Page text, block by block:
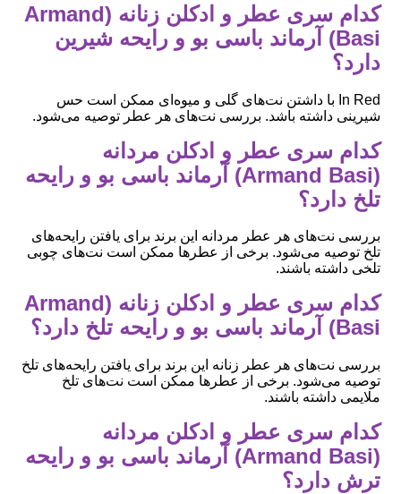
کدام سری عطر و ادکلن زنانه (Armand
Basi) آرماند باسی بو و رایحه شیرین
دارد؟
In Red با داشتن نت‌های گلی و میوه‌ای ممکن است حس
شیرینی داشته باشد. بررسی نت‌های هر عطر توصیه می‌شود.
کدام سری عطر و ادکلن مردانه
(Armand Basi) آرماند باسی بو و رایحه
تلخ دارد؟
بررسی نت‌های هر عطر مردانه این برند برای یافتن رایحه‌های
تلخ توصیه می‌شود. برخی از عطرها ممکن است نت‌های چوبی
تلخی داشته باشند.
کدام سری عطر و ادکلن زنانه (Armand
Basi) آرماند باسی بو و رایحه تلخ دارد؟
بررسی نت‌های هر عطر زنانه این برند برای یافتن رایحه‌های تلخ
توصیه می‌شود. برخی از عطرها ممکن است نت‌های تلخ
ملایمی داشته باشند.
کدام سری عطر و ادکلن مردانه
(Armand Basi) آرماند باسی بو و رایحه
ترش دارد؟